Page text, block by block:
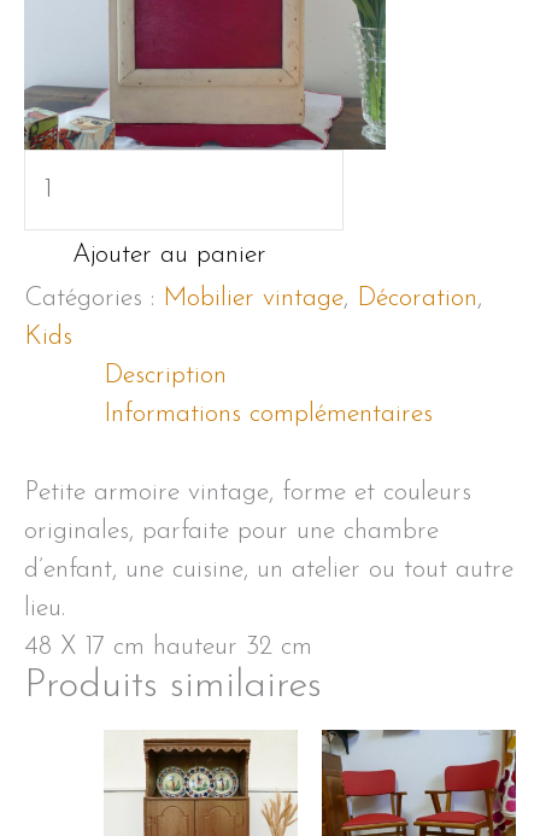
Petite
armoire
vintage
Ajouter au panier
Catégories : Mobilier vintage, Décoration,
Kids
Description
Informations complémentaires
Petite armoire vintage, forme et couleurs
originales, parfaite pour une chambre
d’enfant, une cuisine, un atelier ou tout autre
lieu.
48 X 17 cm hauteur 32 cm
Produits similaires